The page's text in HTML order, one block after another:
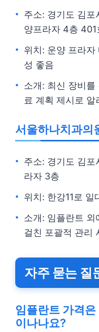
주소: 경기도 김포
양프라자 4층
위치: 운양 프라자
성 좋음
소개: 최신 장비를
료 계획 제시로 알
서울하나치과의
주소: 경기도 김포
라자 3층
위치: 한강11로 일
소개: 임플란트 외
걸친 포괄적 관리
자주 묻는 질
임플란트 가격
이나나요?